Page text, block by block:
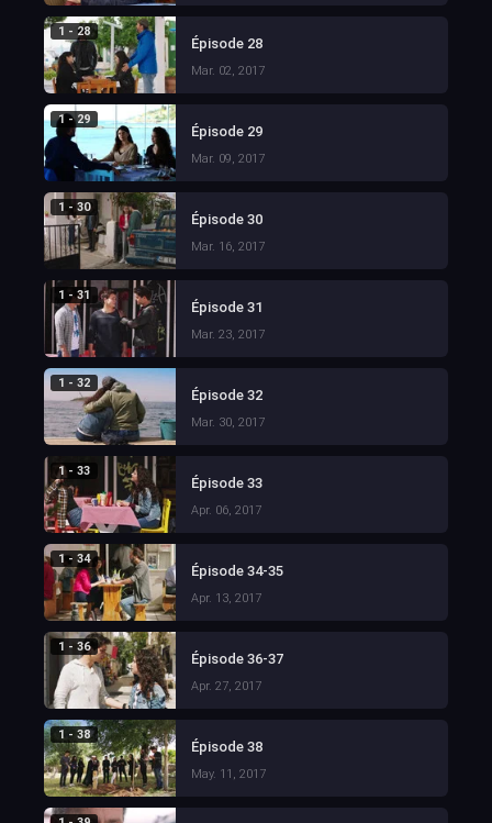
1 - 28
Épisode 28
Mar. 02, 2017
1 - 29
Épisode 29
Mar. 09, 2017
1 - 30
Épisode 30
Mar. 16, 2017
1 - 31
Épisode 31
Mar. 23, 2017
1 - 32
Épisode 32
Mar. 30, 2017
1 - 33
Épisode 33
Apr. 06, 2017
1 - 34
Épisode 34-35
Apr. 13, 2017
1 - 36
Épisode 36-37
Apr. 27, 2017
1 - 38
Épisode 38
May. 11, 2017